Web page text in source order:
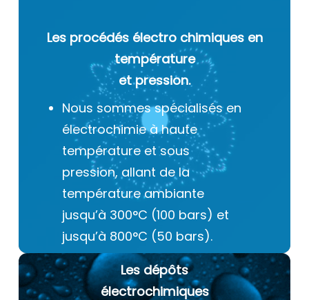
Les procédés électro chimiques en
température
et pression.
Nous sommes spécialisés en
électrochimie à haute
température et sous
pression, allant de la
température ambiante
jusqu’à 300°C (100 bars) et
jusqu’à 800°C (50 bars).
Les dépôts
électrochimiques